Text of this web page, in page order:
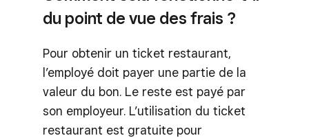
du point de vue des frais ?
Pour obtenir un ticket restaurant,
l’employé doit payer une partie de la
valeur du bon. Le reste est payé par
son employeur. L’utilisation du ticket
restaurant est gratuite pour